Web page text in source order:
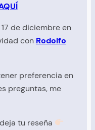
de diciembre en
con Rodolfo
preferencia en
preguntas, me
tu reseña